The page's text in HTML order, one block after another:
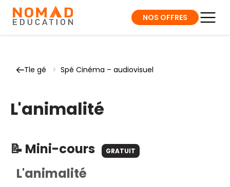
NOS OFFRES
Tle gé > Spé Cinéma – audiovisuel
L'animalité
📝 Mini-cours GRATUIT
L'animalité